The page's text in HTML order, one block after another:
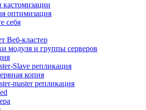
оптимизация
себя
Веб-кластер
модуля и группы серверов
Slave репликация
копия
master репликация